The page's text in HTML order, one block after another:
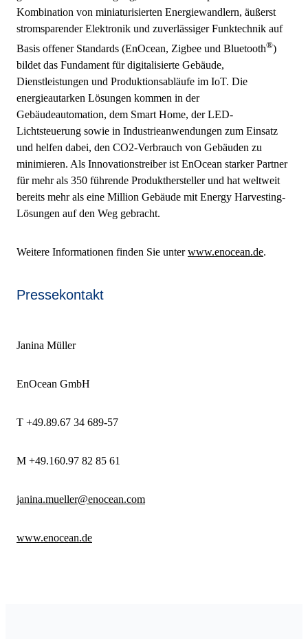
Kombination von miniaturisierten Energiewandlern, äußerst
stromsparender Elektronik und zuverlässiger Funktechnik auf
Basis offener Standards (EnOcean, Zigbee und Bluetooth®)
bildet das Fundament für digitalisierte Gebäude,
Dienstleistungen und Produktionsabläufe im IoT. Die
energieautarken Lösungen kommen in der
Gebäudeautomation, dem Smart Home, der LED-
Lichtsteuerung sowie in Industrieanwendungen zum Einsatz
und helfen dabei, den CO2-Verbrauch von Gebäuden zu
minimieren. Als Innovationstreiber ist EnOcean starker Partner
für mehr als 350 führende Produkthersteller und hat weltweit
bereits mehr als eine Million Gebäude mit Energy Harvesting-
Lösungen auf den Weg gebracht.
Weitere Informationen finden Sie unterwww.enocean.de.
Pressekontakt
Janina Müller
EnOcean GmbH
T +49.89.67 34 689-57
M +49.160.97 82 85 61
janina.mueller@enocean.com
www.enocean.de